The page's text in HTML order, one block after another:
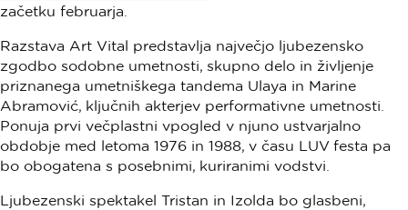
začetku februarja.
Razstava Art Vital predstavlja največjo ljubezensko
zgodbo sodobne umetnosti, skupno delo in življenje
priznanega umetniškega tandema Ulaya in Marine
Abramović, ključnih akterjev performativne umetnosti.
Ponuja prvi večplastni vpogled v njuno ustvarjalno
obdobje med letoma 1976 in 1988, v času LUV festa pa
bo obogatena s posebnimi, kuriranimi vodstvi.
Ljubezenski spektakel Tristan in Izolda bo glasbeni,